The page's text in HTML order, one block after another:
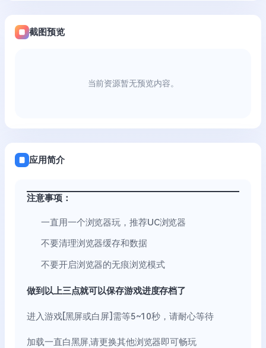
截图预览
当前资源暂无预览内容。
应用简介
注意事项：
一直用一个浏览器玩，推荐UC浏览器
不要清理浏览器缓存和数据
不要开启浏览器的无痕浏览模式
做到以上三点就可以保存游戏进度存档了
进入游戏[黑屏或白屏]需等5~10秒，请耐心等待
加载一直白黑屏,请更换其他浏览器即可畅玩